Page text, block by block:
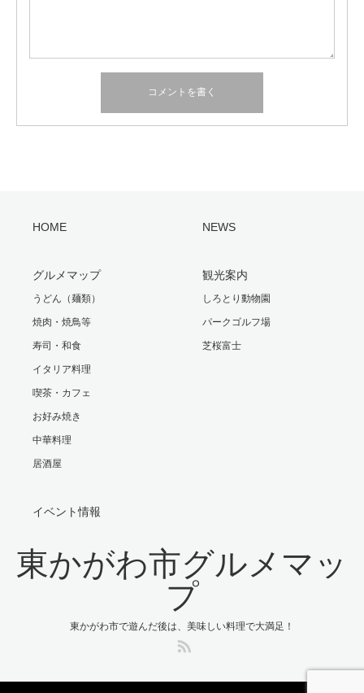
HOME NEWS
グルメマップ
うどん（麺類）
焼肉・焼鳥等
寿司・和食
イタリア料理
喫茶・カフェ
お好み焼き
中華料理
居酒屋
観光案内
しろとり動物園
パークゴルフ場
芝桜富士
イベント情報
東かがわ市グルメマッ
プ
東かがわ市で遊んだ後は、美味しい料理で大満足！